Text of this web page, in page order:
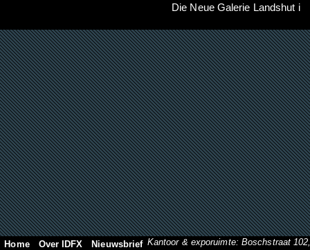
Die Neue Galerie Landshut i
Home Over IDFX Nieuwsbrief Kantoor & exporuimte: Boschstraat